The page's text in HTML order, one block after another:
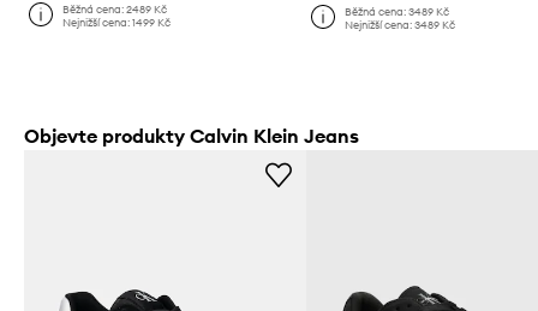
Běžná cena:2489 Kč
Nejnižší cena:1499 Kč
Běžná cena: 3489 Kč
Nejnižší cena: 3489 Kč
Objevte produkty Calvin Klein Jeans